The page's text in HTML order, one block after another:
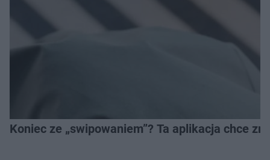
Koniec ze „swipowaniem”? Ta aplikacja chce